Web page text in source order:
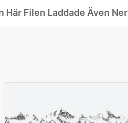
Här Filen Laddade Även Ner